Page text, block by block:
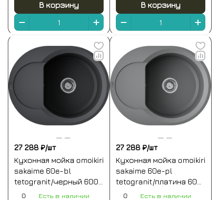
В корзину В корзину
27 288 ₽/шт
Кухонная мойка omoikiri
sakaime 60e-bl
tetogranit/черный 600
x 470 x 195
0 Есть в наличии
27 288 ₽/шт
Кухонная мойка omoikiri
sakaime 60e-pl
tetogranit/платина 600
x 470 x 195
0 Есть в наличии